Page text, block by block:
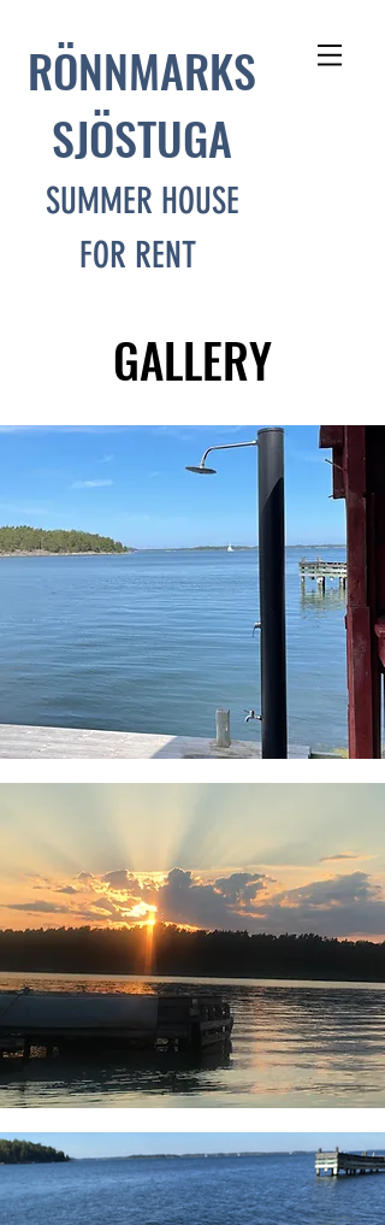
RÖNNMARKS
SJÖSTUGA
SUMMER HOUSE
FOR RENT
GALLERY